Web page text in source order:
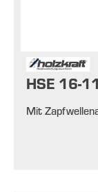
HSE 16-
Mit